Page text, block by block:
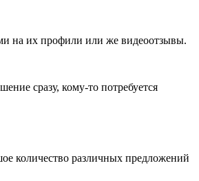
на их профили или же видеоотзывы.
сразу, кому-то потребуется
количество различных предложений